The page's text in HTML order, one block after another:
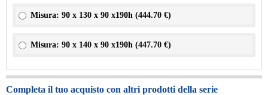
Misura: 90 x 130 x 90 x190h (444.70 €)
Misura: 90 x 140 x 90 x190h (447.70 €)
Completa il tuo acquisto con altri prodotti della serie